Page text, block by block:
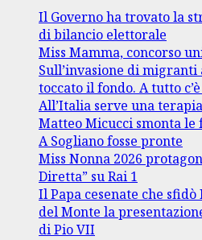
Il Governo ha trovato la
di bilancio elettorale
Miss Mamma, concorso
Sull’invasione di migranti
toccato il fondo. A tutto
All’Italia serve una
Matteo Micucci smonta le
A Sogliano fosse pronte
Miss Nonna 2026
Diretta” su Rai 1
Il Papa cesenate che sfidò
del Monte la
di Pio VII